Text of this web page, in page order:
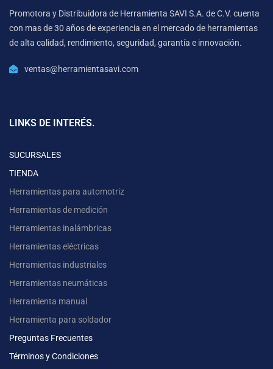
Promotora y Distribuidora de Herramienta SAVI S.A. de C.V. cuenta
con mas de 30 años de experiencia en el mercado de herramientas
de alta calidad, rendimiento, seguridad, garantía e innovación.
ventas@herramientasavi.com
LINKS DE INTERÉS.
SUCURSALES
TIENDA
Herramientas para automotriz
Herramientas de medición
Herramientas inalámbricas
Herramientas eléctricas
Herramientas industriales
Herramientas neumáticas
Herramienta manual
Herramienta para soldador
Preguntas Frecuentes
Términos y Condiciones